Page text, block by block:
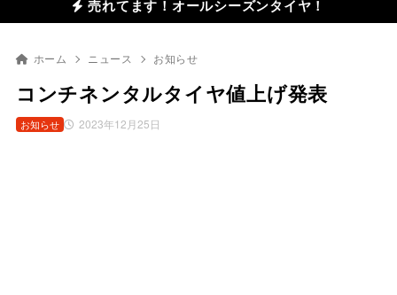
売れてます！オールシーズンタイヤ！
ホーム ニュース お知らせ
コンチネンタルタイヤ値上げ発表
2023年12月25日
お知らせ